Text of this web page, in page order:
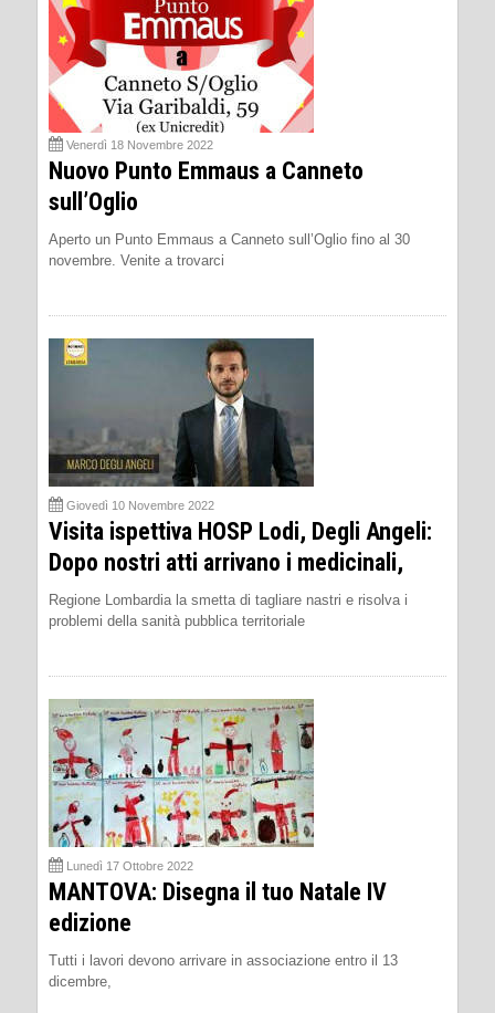
Venerdì 18 Novembre 2022
Nuovo Punto Emmaus a Canneto
sull’Oglio
Aperto un Punto Emmaus a Canneto sull’Oglio fino al 30
novembre. Venite a trovarci
Giovedì 10 Novembre 2022
Visita ispettiva HOSP Lodi, Degli Angeli:
Dopo nostri atti arrivano i medicinali,
Regione Lombardia la smetta di tagliare nastri e risolva i
problemi della sanità pubblica territoriale
Lunedì 17 Ottobre 2022
MANTOVA: Disegna il tuo Natale IV
edizione
Tutti i lavori devono arrivare in associazione entro il 13
dicembre,